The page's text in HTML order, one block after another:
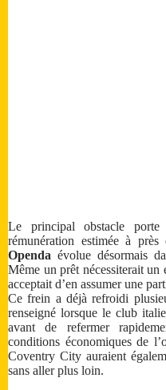
Le principal obstacle
rémunération estimée à
Openda évolue désormais
Même un prêt nécessiterait un
acceptait d’en assumer une
Ce frein a déjà refroidi
renseigné lorsque le club
avant de refermer
conditions économiques de
Coventry City auraient
sans aller plus loin.